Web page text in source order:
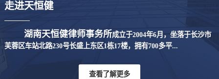
走进天恒健
湖南天恒健律师事务所成立于2004年6月，坐落于长沙市
芙蓉区车站北路230号长盛上东区1栋17楼，拥有700多平...
查看了解更多